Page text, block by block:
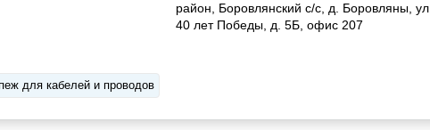
район, Боровлянский с/с, д. Боровляны, ул.
40 лет Победы, д. 5Б, офис 207
для кабелей и проводов